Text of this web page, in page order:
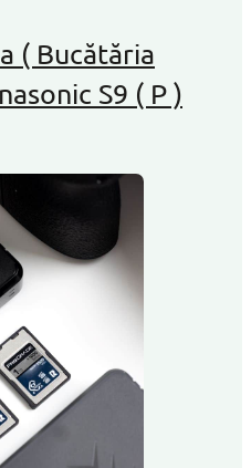
( Bucătăria
S9 ( P )